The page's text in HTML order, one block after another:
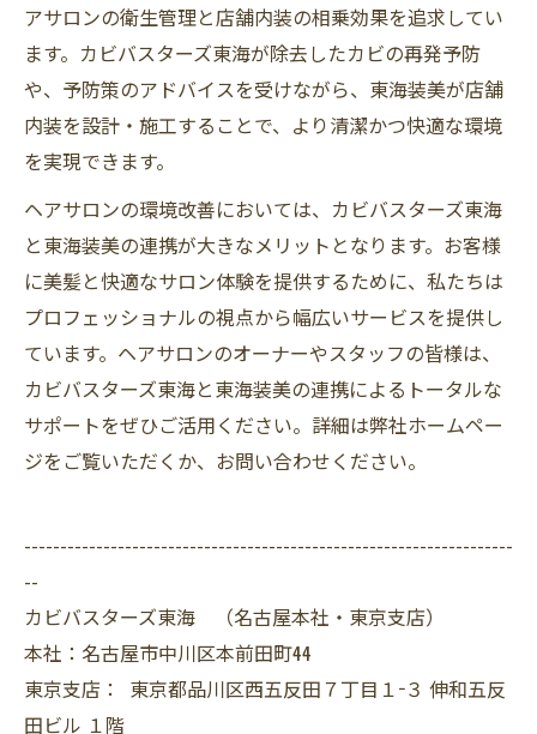
アサロンの衛生管理と店舗内装の相乗効果を追求してい
ます。カビバスターズ東海が除去したカビの再発予防
や、予防策のアドバイスを受けながら、東海装美が店舗
内装を設計・施工することで、より清潔かつ快適な環境
を実現できます。
ヘアサロンの環境改善においては、カビバスターズ東海
と東海装美の連携が大きなメリットとなります。お客様
に美髪と快適なサロン体験を提供するために、私たちは
プロフェッショナルの視点から幅広いサービスを提供し
ています。ヘアサロンのオーナーやスタッフの皆様は、
カビバスターズ東海と東海装美の連携によるトータルな
サポートをぜひご活用ください。詳細は弊社ホームペー
ジをご覧いただくか、お問い合わせください。
--------------------------------------------------------------------
--
カビバスターズ東海 （名古屋本社・東京支店）
本社：名古屋市中川区本前田町44
東京支店： 東京都品川区西五反田７丁目１−３ 伸和五反
田ビル １階